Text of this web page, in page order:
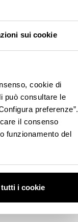
sui cookie
cookie di
può consultare le
preferenze”.
il consenso
funzionamento del
i cookie